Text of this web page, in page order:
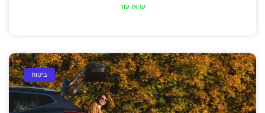
קראו עוד
ביטוח